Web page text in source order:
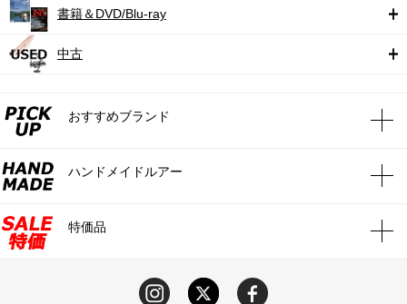
書籍＆DVD/Blu-ray
中古
おすすめブランド
ハンドメイドルアー
特価品